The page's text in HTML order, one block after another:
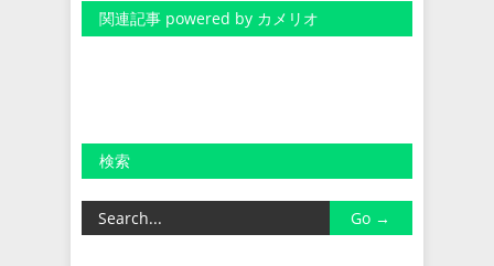
関連記事 powered by カメリオ
検索